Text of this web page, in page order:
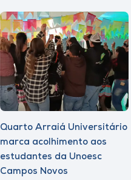
Quarto Arraiá Universitário
marca acolhimento aos
estudantes da Unoesc
Campos Novos